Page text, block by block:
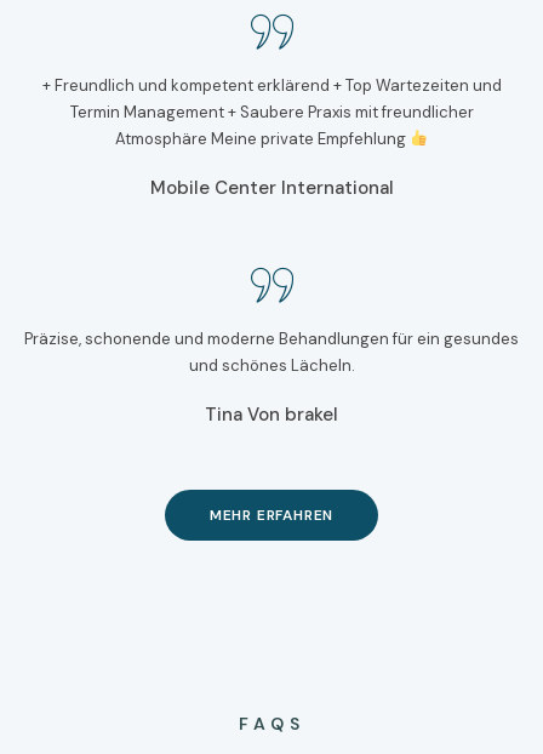
+ Freundlich und kompetent erklärend + Top Wartezeiten und
Termin Management + Saubere Praxis mit freundlicher
Atmosphäre Meine private Empfehlung
Mobile Center International
Präzise, schonende und moderne Behandlungen für ein gesundes
und schönes Lächeln.
Tina Von brakel
MEHR ERFAHREN
FAQS